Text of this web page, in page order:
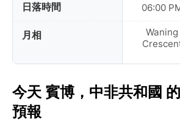
日落時間
月相
06:00
Waning
今天 賓博，中非共和國
預報